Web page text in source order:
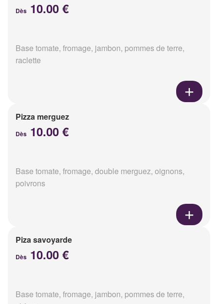
Dès 10.00 €
Base tomate, fromage, jambon, pommes de terre,
raclette
Pizza merguez
Dès 10.00 €
Base tomate, fromage, double merguez, oignons,
poivrons
Piza savoyarde
Dès 10.00 €
Base tomate, fromage, jambon, pommes de terre,